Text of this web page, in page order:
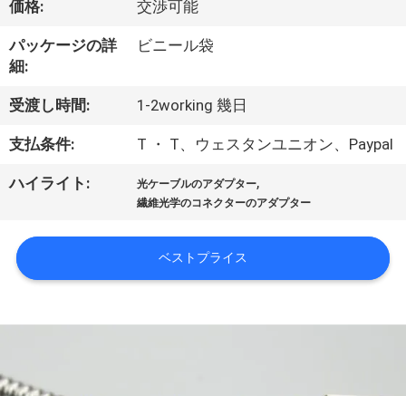
達
に
つ
い
て
工
場
価格: 交渉可能
パッケージの詳
細:
ビニール袋
受渡し時間: 1-2working 幾日
支払条件: T ・ T、ウェスタンユニオン、Paypal
ハイライト: 光ケーブルのアダプター,
繊維光学のコネクターのアダプター
ベストプライス